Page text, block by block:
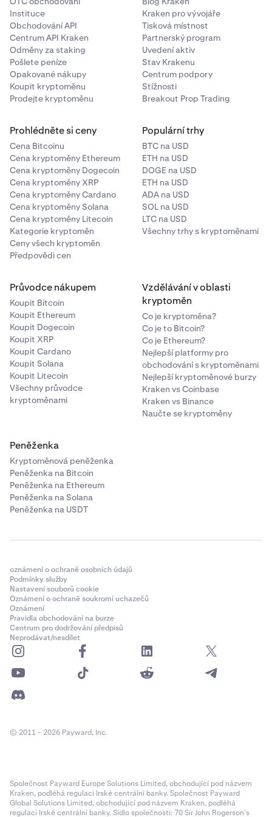
nebo hodnotu kryptoměny.
Riziko protistrany
: Pokud kryptoměnová burza nebo
platforma zkrachuje nebo bude napadena hackery,
můžete přijít o přístup k finančním prostředkům.
Riziko chytrých kontraktů: Bezpečnostní nebo jiné
chyby v chytrých kontraktech mohou být zneužity,
Instituce
Obchodování API
Centrum API Kraken
Odměny za staking
Pošlete peníze
Opakované nákupy
Koupit kryptoměnu
Prodejte kryptoměnu
Kraken pro vývojáře
Tisková místnost
Partnerský program
Uvedení aktiv
Stav Krakenu
Centrum podpory
Stížnosti
Breakout Prop Trading
Prohlédněte si ceny
Cena Bitcoinu
Cena kryptoměny Ethereum
Cena kryptoměny Dogecoin
Cena kryptoměny XRP
Cena kryptoměny Cardano
Cena kryptoměny Solana
Cena kryptoměny Litecoin
Kategorie kryptoměn
Ceny všech kryptoměn
Předpovědi cen
Populární trhy
BTC na USD
ETH na USD
DOGE na USD
ETH na USD
ADA na USD
SOL na USD
LTC na USD
Všechny trhy s kryptoměnami
Průvodce nákupem
Koupit Bitcoin
Koupit Ethereum
Koupit Dogecoin
Koupit XRP
Koupit Cardano
Koupit Solana
Koupit Litecoin
Všechny průvodce
kryptoměnami
Vzdělávání v oblasti
kryptoměn
Co je kryptoměna?
Co je to Bitcoin?
Co je Ethereum?
Nejlepší platformy pro
obchodování s kryptoměnami
Nejlepší kryptoměnové burzy
Kraken vs Coinbase
Kraken vs Binance
Naučte se kryptoměny
Peněženka
Kryptoměnová peněženka
Peněženka na Bitcoin
Peněženka na Ethereum
Peněženka na Solana
Peněženka na USDT
oznámení o ochraně osobních údajů
Podmínky služby
Nastavení souborů cookie
Oznámení o ochraně soukromí uchazečů
Oznámení
Pravidla obchodování na burze
Centrum pro dodržování předpisů
Neprodávat/nesdílet
© 2011 – 2026 Payward, Inc.
Společnost Payward Europe Solutions Limited, obchodující pod názvem
Kraken, podléhá regulaci Irské centrální banky. Společnost Payward
Global Solutions Limited, obchodující pod názvem Kraken, podléhá
regulaci Irské centrální banky. Sídlo společnosti: 70 Sir John Rogerson’s